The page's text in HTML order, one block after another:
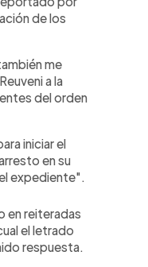
de los
me
a la
del orden
iniciar el
en su
expediente".
en reiteradas
el letrado
respuesta.